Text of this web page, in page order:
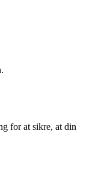
for at sikre, at din